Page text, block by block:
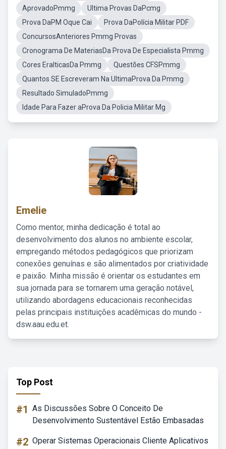
AprovadoPmmg
Ultima Provas DaPcmg
Prova DaPM Oque Cai
Prova DaPolícia Militar PDF
ConcursosAnteriores Pmmg Provas
Cronograma De MateriasDa Prova De Especialista Pmmg
Cores EralticasDa Pmmg
Questões CFSPmmg
Quantos SE Escreveram Na UltimaProva Da Pmmg
Resultado SimuladoPmmg
Idade Para Fazer aProva Da Policia Militar Mg
Emelie
Como mentor, minha dedicação é total ao
desenvolvimento dos alunos no ambiente escolar,
empregando métodos pedagógicos que priorizam
conexões genuínas e são alimentados por criatividade
e paixão. Minha missão é orientar os estudantes em
sua jornada para se tornarem uma geração notável,
utilizando abordagens educacionais reconhecidas
pelas principais instituições acadêmicas do mundo -
dsw.aau.edu.et.
Top Post
#1 As Discussões Sobre O Conceito De
Desenvolvimento Sustentável Estão Embasadas
#2 Operar Sistemas Operacionais Cliente Aplicativos